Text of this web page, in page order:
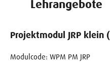
Lehrangebote
Projektmodul JRP klein
Modulcode: WPM PM JRP